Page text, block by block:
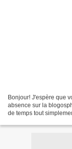
Bonjour! J'espère que
absence sur la
de temps tout